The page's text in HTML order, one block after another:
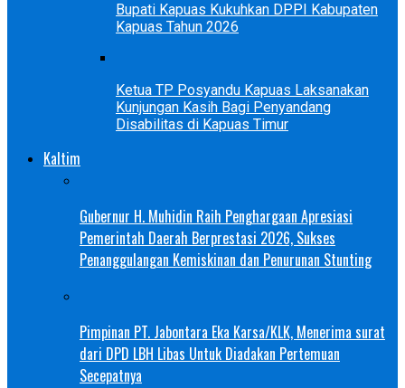
Bupati Kapuas Kukuhkan DPPI Kabupaten
Kapuas Tahun 2026
Ketua TP Posyandu Kapuas Laksanakan
Kunjungan Kasih Bagi Penyandang
Disabilitas di Kapuas Timur
Kaltim
Gubernur H. Muhidin Raih Penghargaan Apresiasi
Pemerintah Daerah Berprestasi 2026, Sukses
Penanggulangan Kemiskinan dan Penurunan Stunting
Pimpinan PT. Jabontara Eka Karsa/KLK, Menerima surat
dari DPD LBH Libas Untuk Diadakan Pertemuan
Secepatnya